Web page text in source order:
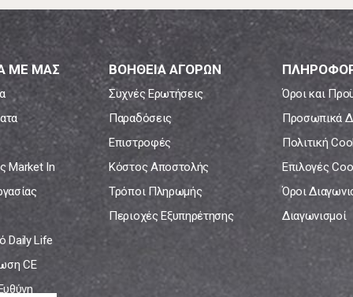
ΜΕ ΜΑΣ
Market In
Daily Life
CE
ΒΟΗΘΕΙΑ ΑΓΟΡΩΝ
Συχνές Ερωτήσεις
Παραδόσεις
Επιστροφές
Κόστος Αποστολής
Τρόποι Πληρωμής
Περιοχές Εξυπηρέτησης
Όροι και
Προσωπικά
Πολιτική
Επιλογές
Όροι
Διαγωνισμοί